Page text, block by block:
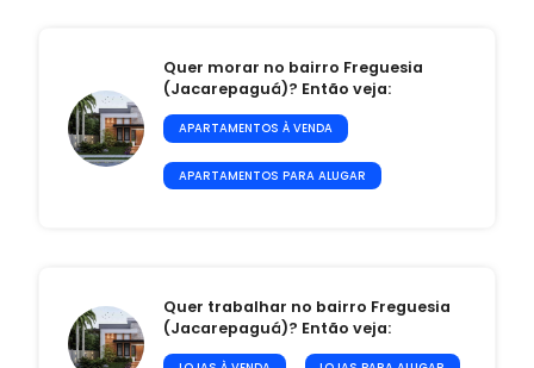
Quer morar no bairro Freguesia
(Jacarepaguá)? Então veja:
APARTAMENTOS À VENDA
APARTAMENTOS PARA ALUGAR
Quer trabalhar no bairro Freguesia
(Jacarepaguá)? Então veja: